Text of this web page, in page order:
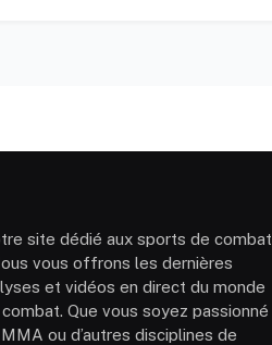
site dédié aux sports de combat
vous offrons les dernières
et vidéos en direct du monde
Que vous soyez passionné
ou d’autres disciplines de